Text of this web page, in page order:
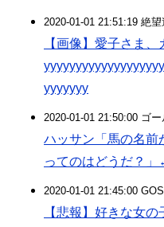
2020-01-01 21:51:19 絶
【画像】愛子さま、
yyyyyyy
2020-01-01 21:50:00 ゴ
ハッサン「馬の名前
ってのはどうだ？
2020-01-01 21:45:00
【悲報】好きな女